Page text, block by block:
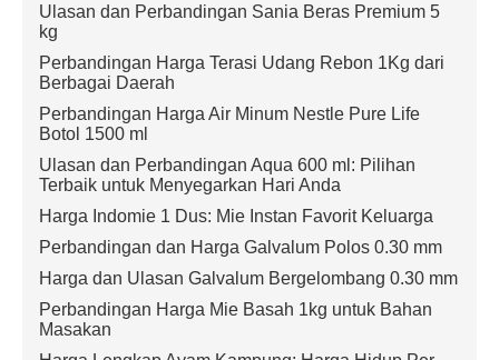
Ulasan dan Perbandingan Sania Beras Premium 5
kg
Perbandingan Harga Terasi Udang Rebon 1Kg dari
Berbagai Daerah
Perbandingan Harga Air Minum Nestle Pure Life
Botol 1500 ml
Ulasan dan Perbandingan Aqua 600 ml: Pilihan
Terbaik untuk Menyegarkan Hari Anda
Harga Indomie 1 Dus: Mie Instan Favorit Keluarga
Perbandingan dan Harga Galvalum Polos 0.30 mm
Harga dan Ulasan Galvalum Bergelombang 0.30 mm
Perbandingan Harga Mie Basah 1kg untuk Bahan
Masakan